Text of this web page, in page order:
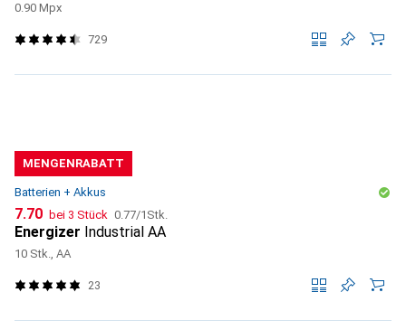
0.90 Mpx
729
MENGENRABATT
Batterien + Akkus
CHF
7.70 bei 3 Stück CHF
0.77/1Stk.
Energizer Industrial AA
10 Stk., AA
23